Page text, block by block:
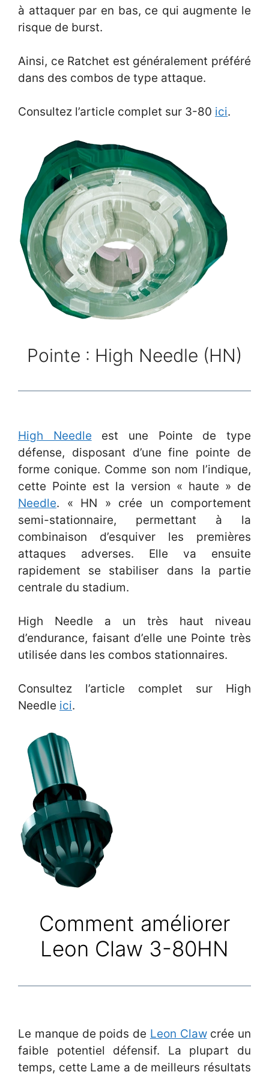
à attaquer par en bas, ce qui augmente le
risque de burst.
Ainsi, ce Ratchet est généralement préféré
dans des combos de type attaque.
Consultez l’article complet sur 3-80 ici.
Pointe : High Needle (HN)
High Needle est une Pointe de type
défense, disposant d’une fine pointe de
forme conique. Comme son nom l’indique,
cette Pointe est la version « haute » de
Needle. « HN » crée un comportement
semi-stationnaire, permettant à la
combinaison d’esquiver les premières
attaques adverses. Elle va ensuite
rapidement se stabiliser dans la partie
centrale du stadium.
High Needle a un très haut niveau
d’endurance, faisant d’elle une Pointe très
utilisée dans les combos stationnaires.
Consultez l’article complet sur High
Needle ici.
Comment améliorer
Leon Claw 3-80HN
Le manque de poids de Leon Clawcrée un
faible potentiel défensif. La plupart du
temps, cette Lame a de meilleurs résultats